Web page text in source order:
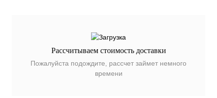
Рассчитываем стоимость доставки
Пожалуйста подождите, рассчет займет немного
времени